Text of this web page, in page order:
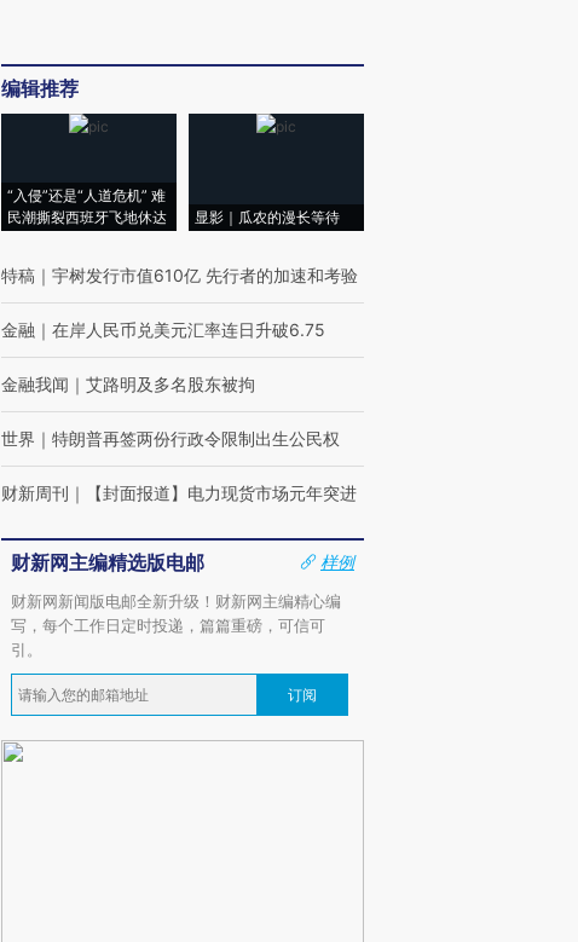
编辑推荐
“入侵”还是“人道危机” 难
民潮撕裂西班牙飞地休达
显影｜瓜农的漫长等待
特稿 ｜ 宇树发行市值610亿 先行者的加速和考验
金融 ｜ 在岸人民币兑美元汇率连日升破6.75
金融我闻 ｜ 艾路明及多名股东被拘
世界 ｜ 特朗普再签两份行政令限制出生公民权
财新周刊 ｜ 【封面报道】电力现货市场元年突进
财新网主编精选版电邮
样例
财新网新闻版电邮全新升级！财新网主编精心编
写，每个工作日定时投递，篇篇重磅，可信可
引。
订阅